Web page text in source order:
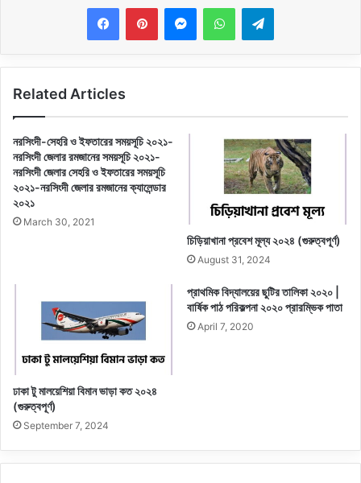
MessengerWhatsAppTelegram
Related Articles
নরসিংদী-সেহরি ও ইফতারের সময়সূচি ২০২১-
নরসিংদী জেলার রমজানের সময়সূচি ২০২১-
নরসিংদী জেলার সেহরি ও ইফতারের সময়সূচি
২০২১-নরসিংদী জেলার রমজানের ক্যালেন্ডার
২০২১
March 30, 2021
চিড়িয়াখানা প্রবেশ মূল্য ২০২৪ (গুরুত্বপূর্ণ)
August 31, 2024
ঢাকা টু মালয়েশিয়া বিমান ভাড়া কত ২০২৪
(গুরুত্বপূর্ণ)
September 7, 2024
প্রাথমিক বিদ্যালয়ের ছুটির তালিকা ২০২০ |
বার্ষিক পাঠ পরিকল্পনা ২০২০ প্রারম্ভিক পাতা
April 7, 2020